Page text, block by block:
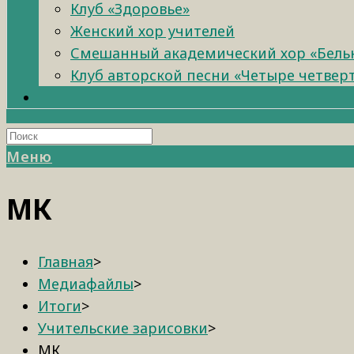
Клуб «Здоровье»
Женский хор учителей
Смешанный академический хор
Клуб авторской песни «Четыре
Меню
МК
Главная>
Медиафайлы>
Итоги>
Учительские зарисовки>